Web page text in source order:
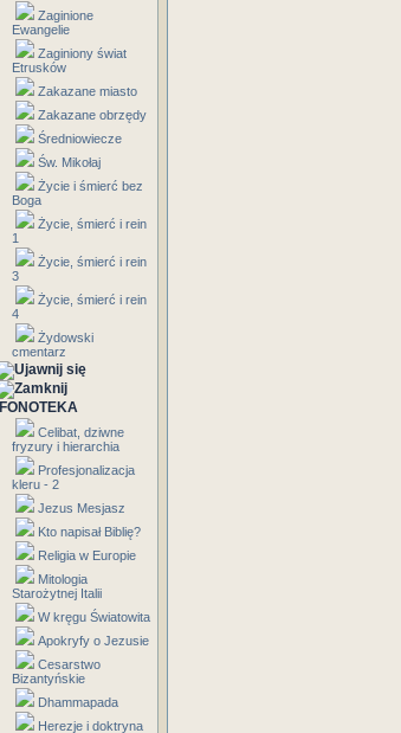
Zaginione
Ewangelie
Zaginiony świat
Etrusków
Zakazane miasto
Zakazane obrzędy
Średniowiecze
Św. Mikołaj
Życie i śmierć bez
Boga
Życie, śmierć i rein
1
Życie, śmierć i rein
3
Życie, śmierć i rein
4
Żydowski
cmentarz
FONOTEKA
Celibat, dziwne
fryzury i hierarchia
Profesjonalizacja
kleru - 2
Jezus Mesjasz
Kto napisał Biblię?
Religia w Europie
Mitologia
Starożytnej Italii
W kręgu Światowita
Apokryfy o Jezusie
Cesarstwo
Bizantyńskie
Dhammapada
Herezje i doktryna